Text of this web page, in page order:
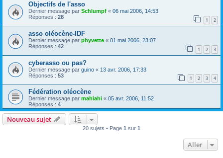
Objectifs de l'asso
Dernier message par Schlumpf « 06 mai 2006, 14:53
Réponses : 28 1 2
asso oléocène-IDF
Dernier message par phyvette « 01 mai 2006, 23:07
Réponses : 42 1 2 3
cyberasso ou pas?
Dernier message par guino « 13 avr. 2006, 17:33
Réponses : 53 1 2 3 4
Fédération oléocène
Dernier message par mahiahi « 05 avr. 2006, 11:52
Réponses : 4
Nouveau sujet
20 sujets • Page 1 sur 1
Aller